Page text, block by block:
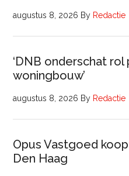
augustus 8, 2026 By Redactie
‘DNB onderschat
woningbouw’
augustus 8, 2026 By Redactie
Opus Vastgoed
Den Haag